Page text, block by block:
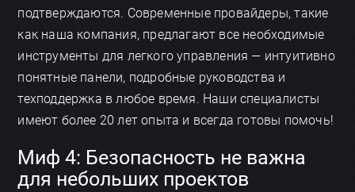
подтверждаются. Современные провайдеры, такие
как наша компания, предлагают все необходимые
инструменты для легкого управления — интуитивно
понятные панели, подробные руководства и
техподдержка в любое время. Наши специалисты
имеют более 20 лет опыта и всегда готовы помочь!
Миф 4: Безопасность не важна
для небольших проектов